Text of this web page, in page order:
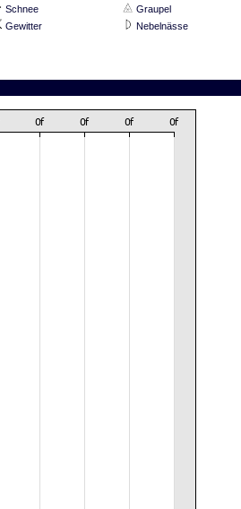
Schnee
Graupel
Gewitter
Nebelnässe